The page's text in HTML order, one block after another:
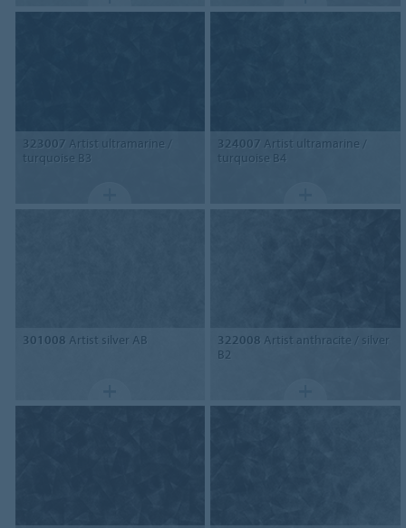
323007 Artist ultramarine /
turquoise B3
324007 Artist ultramarine /
turquoise B4
301008 Artist silver AB 322008 Artist anthracite / silver
B2